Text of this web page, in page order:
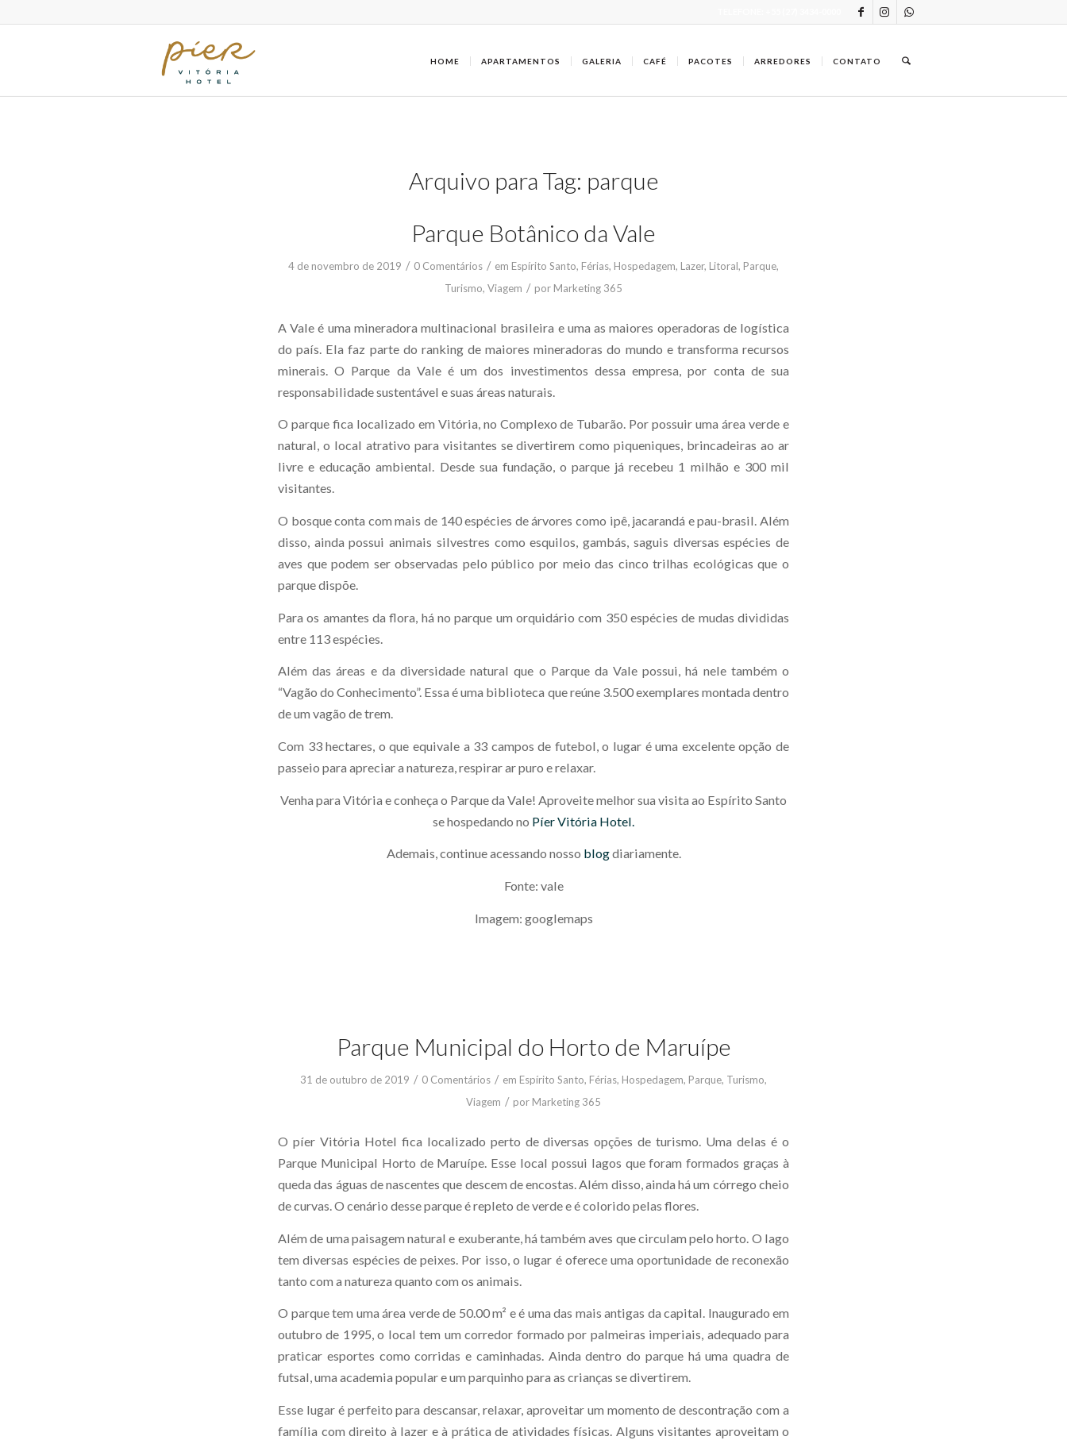
HOME APARTAMENTOS GALERIA CAFÉ PACOTES ARREDORES CONTATO
Arquivo para Tag: parque
Parque Botânico da Vale
4 de novembro de 2019 / 0 Comentários / em Espírito Santo, Férias, Hospedagem, Lazer, Litoral, Parque,
Turismo, Viagem / por Marketing 365
A Vale é uma mineradora multinacional brasileira e uma as maiores operadoras de logística
do país. Ela faz parte do ranking de maiores mineradoras do mundo e transforma recursos
minerais. O Parque da Vale é um dos investimentos dessa empresa, por conta de sua
responsabilidade sustentável e suas áreas naturais.
O parque fica localizado em Vitória, no Complexo de Tubarão. Por possuir uma área verde e
natural, o local atrativo para visitantes se divertirem como piqueniques, brincadeiras ao ar
livre e educação ambiental. Desde sua fundação, o parque já recebeu 1 milhão e 300 mil
visitantes.
O bosque conta com mais de 140 espécies de árvores como ipê, jacarandá e pau-brasil. Além
disso, ainda possui animais silvestres como esquilos, gambás, saguis diversas espécies de
aves que podem ser observadas pelo público por meio das cinco trilhas ecológicas que o
parque dispõe.
Para os amantes da flora, há no parque um orquidário com 350 espécies de mudas divididas
entre 113 espécies.
Além das áreas e da diversidade natural que o Parque da Vale possui, há nele também o
“Vagão do Conhecimento”. Essa é uma biblioteca que reúne 3.500 exemplares montada dentro
de um vagão de trem.
Com 33 hectares, o que equivale a 33 campos de futebol, o lugar é uma excelente opção de
passeio para apreciar a natureza, respirar ar puro e relaxar.
Venha para Vitória e conheça o Parque da Vale! Aproveite melhor sua visita ao Espírito Santo
se hospedando no Píer Vitória Hotel.
Ademais, continue acessando nosso blogdiariamente.
Fonte: vale
Imagem: googlemaps
Parque Municipal do Horto de Maruípe
31 de outubro de 2019 / 0 Comentários / em Espírito Santo, Férias, Hospedagem, Parque, Turismo,
Viagem / por Marketing 365
O píer Vitória Hotel fica localizado perto de diversas opções de turismo. Uma delas é o
Parque Municipal Horto de Maruípe. Esse local possui lagos que foram formados graças à
queda das águas de nascentes que descem de encostas. Além disso, ainda há um córrego cheio
de curvas. O cenário desse parque é repleto de verde e é colorido pelas flores.
Além de uma paisagem natural e exuberante, há também aves que circulam pelo horto. O lago
tem diversas espécies de peixes. Por isso, o lugar é oferece uma oportunidade de reconexão
tanto com a natureza quanto com os animais.
O parque tem uma área verde de 50.00 m² e é uma das mais antigas da capital. Inaugurado em
outubro de 1995, o local tem um corredor formado por palmeiras imperiais, adequado para
praticar esportes como corridas e caminhadas. Ainda dentro do parque há uma quadra de
futsal, uma academia popular e um parquinho para as crianças se divertirem.
Esse lugar é perfeito para descansar, relaxar, aproveitar um momento de descontração com a
família com direito à lazer e à prática de atividades físicas. Alguns visitantes aproveitam o